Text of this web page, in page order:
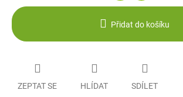
Přidat do košíku
ZEPTAT SE HLÍDAT SDÍLET